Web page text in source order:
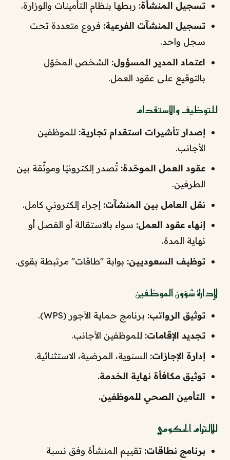
تسجيل المنشأة: ربطها بنظام التأمينات والوزارة.
تسجيل المنشآت الفرعية: فروع متعددة تحت
سجل واحد.
اعتماد المدير المسؤول: الشخص المخوّل
بالتوقيع على عقود العمل.
للتوظيف والاستقدام
إصدار تأشيرات استقدام تجارية: للموظفين
الأجانب.
عقود العمل الموحّدة: تُصدر إلكترونيًا وموثّقة بين
الطرفين.
نقل العامل بين المنشآت: إجراء إلكتروني كامل.
إنهاء عقود العمل: سواء بالاستقالة أو الفصل أو
نهاية المدة.
توظيف السعوديين: بوابة "طاقات" مرتبطة بقوى.
لإدارة شؤون الموظفين
توثيق الرواتب: برنامج حماية الأجور (WPS).
تجديد الإقامات: للموظفين الأجانب.
إدارة الإجازات: السنوية، المرضية، الاستثنائية.
توثيق مكافأة نهاية الخدمة.
التأمين الصحي للموظفين.
للالتزام الحكومي
برنامج نطاقات: تقييم المنشأة وفق نسبة